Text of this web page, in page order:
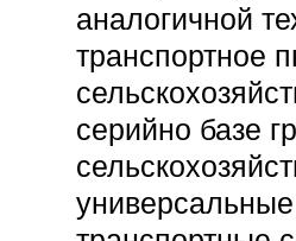
аналогичной
транспортное
серийно базе